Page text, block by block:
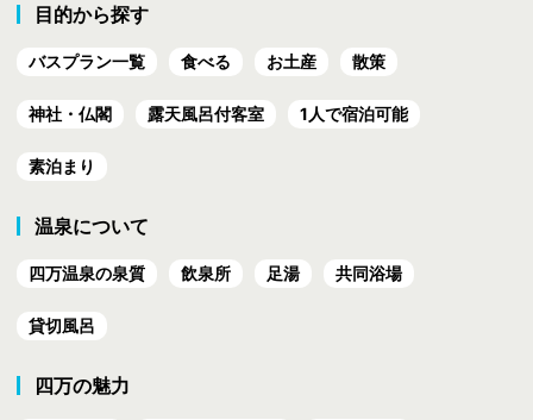
目的から探す
バスプラン一覧 食べる お土産 散策
神社・仏閣 露天風呂付客室 1人で宿泊可能
素泊まり
温泉について
四万温泉の泉質 飲泉所 足湯 共同浴場
貸切風呂
四万の魅力